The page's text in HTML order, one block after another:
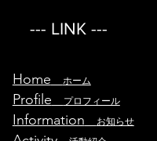
--- LINK ---
Home ホーム
Profile プロフィール
Information お知らせ